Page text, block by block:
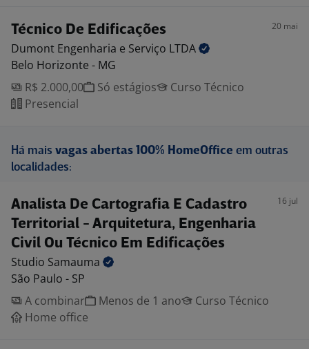
Técnico De Edificações 20 mai
Dumont Engenharia e Serviço LTDA
Belo Horizonte - MG
R$ 2.000,00
Só estágios
Curso Técnico
Presencial
Há mais vagas abertas 100% HomeOffice em outras
localidades:
Analista De Cartografia E Cadastro
Territorial - Arquitetura, Engenharia
Civil Ou Técnico Em Edificações
16 jul
Studio Samauma
São Paulo - SP
A combinar
Menos de 1 ano
Curso Técnico
Home office